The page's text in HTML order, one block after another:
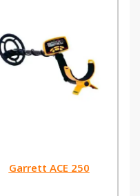
Garrett ACE 250